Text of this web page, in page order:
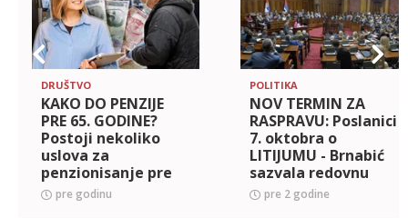
DRUŠTVO
KAKO DO PENZIJE
PRE 65. GODINE?
Postoji nekoliko
uslova za
penzionisanje pre
vremena, a zahtev
se podnosi lako
pre godinu
POLITIKA
NOV TERMIN ZA
RASPRAVU: Poslanici
7. oktobra o
LITIJUMU - Brnabić
sazvala redovnu
sednicu u prvim
minutima posle
pre 2 godine